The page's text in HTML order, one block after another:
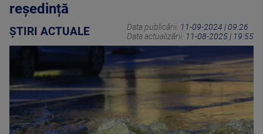
reședință
ȘTIRI ACTUALE Data publicării: 11-09-2024 | 09:26
Data actualizării: 11-08-2025 | 19:55